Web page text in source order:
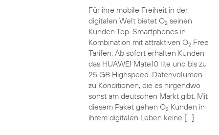
Für ihre mobile Freiheit in der
digitalen Welt bietet O2seinen
Kunden Top-Smartphones in
Kombination mit attraktiven O2Free
Tarifen. Ab sofort erhalten Kunden
das HUAWEI Mate10 lite und bis zu
25 GB Highspeed-Datenvolumen
zu Konditionen, die es nirgendwo
sonst am deutschen Markt gibt. Mit
diesem Paket gehen O2Kunden in
ihrem digitalen Leben keine […]